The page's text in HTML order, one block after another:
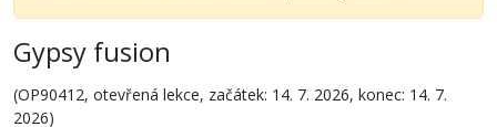
Gypsy fusion
(OP90412, otevřená lekce, začátek: 14. 7. 2026, konec: 14. 7.
2026)